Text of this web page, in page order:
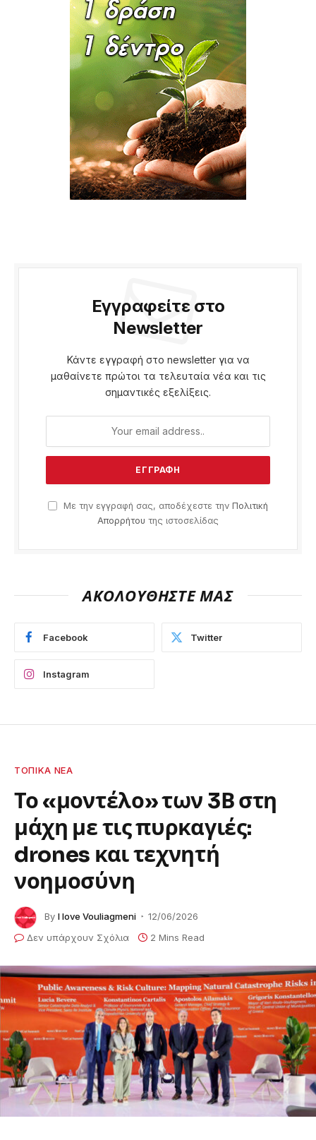
Εγγραφείτε στο
Newsletter
Κάντε εγγραφή στο newsletter για να
μαθαίνετε πρώτοι τα τελευταία νέα και τις
σημαντικές εξελίξεις.
Με την εγγραφή σας, αποδέχεστε την Πολιτική
Απορρήτου της ιστοσελίδας
ΑΚΟΛΟΥΘΗΣΤΕ ΜΑΣ
Facebook Twitter
Instagram
ΤΟΠΙΚΆ ΝΈΑ
Το «μοντέλο» των 3Β στη
μάχη με τις πυρκαγιές:
drones και τεχνητή
νοημοσύνη
By I love Vouliagmeni
12/06/2026
Δεν υπάρχουν Σχόλια
2 Mins Read